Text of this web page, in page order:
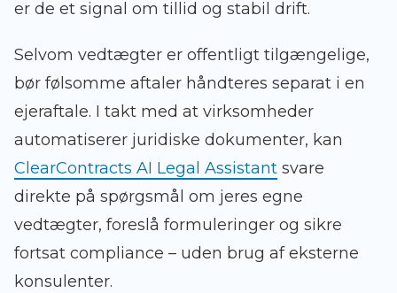
er de et signal om tillid og stabil drift.
Selvom vedtægter er offentligt tilgængelige,
bør følsomme aftaler håndteres separat i en
ejeraftale. I takt med at virksomheder
automatiserer juridiske dokumenter, kan
ClearContracts AI Legal Assistant svare
direkte på spørgsmål om jeres egne
vedtægter, foreslå formuleringer og sikre
fortsat compliance – uden brug af eksterne
konsulenter.